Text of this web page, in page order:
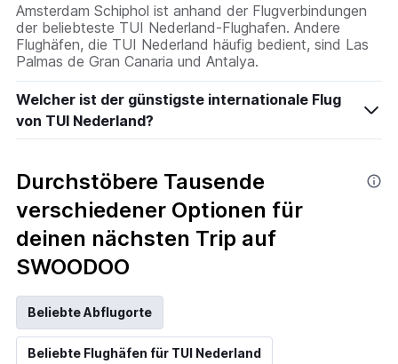
Amsterdam Schiphol ist anhand der Flugverbindungen
der beliebteste TUI Nederland-Flughafen. Andere
Flughäfen, die TUI Nederland häufig bedient, sind Las
Palmas de Gran Canaria und Antalya.
Welcher ist der günstigste internationale Flug
von TUI Nederland?
Durchstöbere Tausende
verschiedener Optionen für
deinen nächsten Trip auf
SWOODOO
Beliebte Abflugorte
Beliebte Flughäfen für TUI Nederland